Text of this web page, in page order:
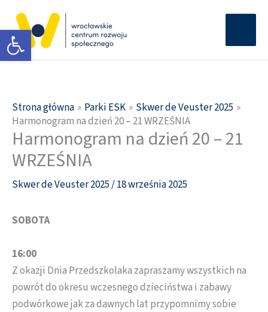
Otwórz pasek narzędzi
treści
Strona główna Parki ESK
Skwer de Veuster 2025
Harmonogram na dzień 20 – 21 WRZEŚNIA
Harmonogram na dzień 20 – 21
WRZEŚNIA
Skwer de Veuster 2025/18 września 2025
SOBOTA
16:00
Z okazji Dnia Przedszkolaka zapraszamy wszystkich na
powrót do okresu wczesnego dzieciństwa i zabawy
podwórkowe jak za dawnych lat przypomnimy sobie